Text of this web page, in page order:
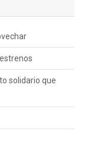
solidario que